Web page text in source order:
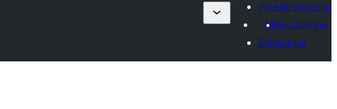
Prześlij wtyczkę
Moje ulubione
Zaloguj się